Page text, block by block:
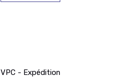
VPC - Expédition